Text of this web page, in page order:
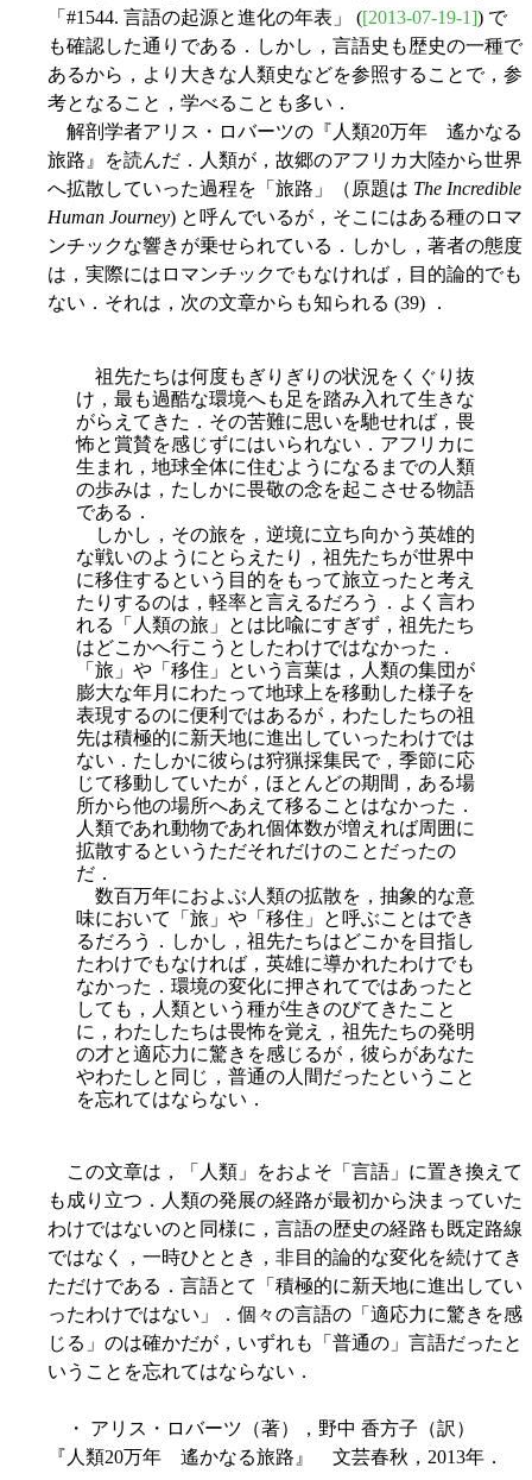
「#1544. 言語の起源と進化の年表」 ([2013-07-19-1]) で
も確認した通りである．しかし，言語史も歴史の一種で
あるから，より大きな人類史などを参照することで，参
考となること，学べることも多い．
解剖学者アリス・ロバーツの『人類20万年 遙かなる
旅路』を読んだ．人類が，故郷のアフリカ大陸から世界
へ拡散していった過程を「旅路」（原題は The Incredible
Human Journey) と呼んでいるが，そこにはある種のロマ
ンチックな響きが乗せられている．しかし，著者の態度
は，実際にはロマンチックでもなければ，目的論的でも
ない．それは，次の文章からも知られる (39) ．
祖先たちは何度もぎりぎりの状況をくぐり抜
け，最も過酷な環境へも足を踏み入れて生きな
がらえてきた．その苦難に思いを馳せれば，畏
怖と賞賛を感じずにはいられない．アフリカに
生まれ，地球全体に住むようになるまでの人類
の歩みは，たしかに畏敬の念を起こさせる物語
である．
しかし，その旅を，逆境に立ち向かう英雄的
な戦いのようにとらえたり，祖先たちが世界中
に移住するという目的をもって旅立ったと考え
たりするのは，軽率と言えるだろう．よく言わ
れる「人類の旅」とは比喩にすぎず，祖先たち
はどこかへ行こうとしたわけではなかった．
「旅」や「移住」という言葉は，人類の集団が
膨大な年月にわたって地球上を移動した様子を
表現するのに便利ではあるが，わたしたちの祖
先は積極的に新天地に進出していったわけでは
ない．たしかに彼らは狩猟採集民で，季節に応
じて移動していたが，ほとんどの期間，ある場
所から他の場所へあえて移ることはなかった．
人類であれ動物であれ個体数が増えれば周囲に
拡散するというただそれだけのことだったの
だ．
数百万年におよぶ人類の拡散を，抽象的な意
味において「旅」や「移住」と呼ぶことはでき
るだろう．しかし，祖先たちはどこかを目指し
たわけでもなければ，英雄に導かれたわけでも
なかった．環境の変化に押されてではあったと
しても，人類という種が生きのびてきたこと
に，わたしたちは畏怖を覚え，祖先たちの発明
の才と適応力に驚きを感じるが，彼らがあなた
やわたしと同じ，普通の人間だったということ
を忘れてはならない．
この文章は，「人類」をおよそ「言語」に置き換えて
も成り立つ．人類の発展の経路が最初から決まっていた
わけではないのと同様に，言語の歴史の経路も既定路線
ではなく，一時ひととき，非目的論的な変化を続けてき
ただけである．言語とて「積極的に新天地に進出してい
ったわけではない」．個々の言語の「適応力に驚きを感
じる」のは確かだが，いずれも「普通の」言語だったと
いうことを忘れてはならない．
・ アリス・ロバーツ（著），野中 香方子（訳）
『人類20万年 遙かなる旅路』 文芸春秋，2013年．